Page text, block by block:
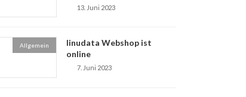
13. Juni 2023
Allgemein
linudata Webshop ist
online
7. Juni 2023